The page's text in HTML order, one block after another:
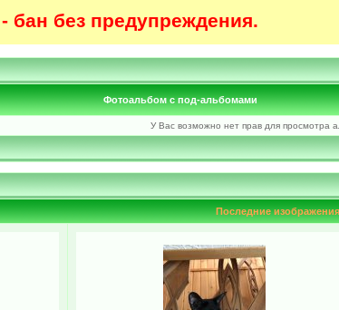
бан без предупреждения.
Фотоальбом с под-альбомами
У Вас возможно нет прав для просмотра
Последние